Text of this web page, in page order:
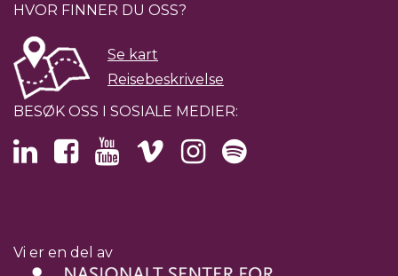
HVOR FINNER DU OSS?
Se kart
Reisebeskrivelse
BESØK OSS I SOSIALE MEDIER:
Vi er en del av